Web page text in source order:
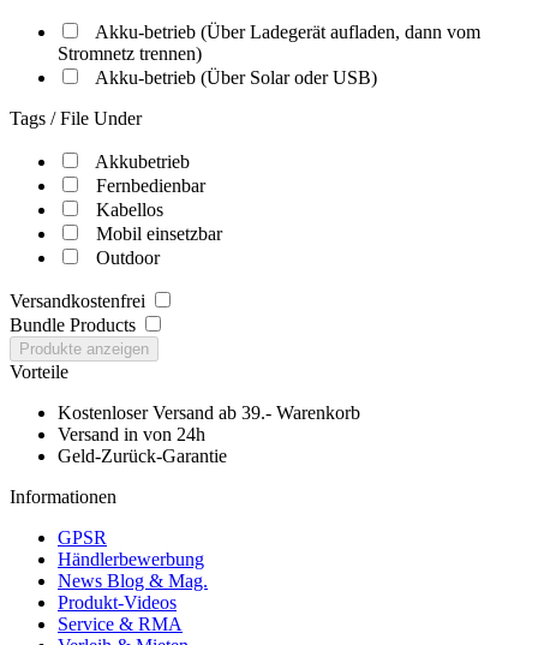
Akku-betrieb (Über Ladegerät aufladen, dann vom
Stromnetz trennen)
Akku-betrieb (Über Solar oder USB)
Tags / File Under
Akkubetrieb
Fernbedienbar
Kabellos
Mobil einsetzbar
Outdoor
Versandkostenfrei
Bundle Products
Produkte anzeigen
Vorteile
Kostenloser Versand ab 39.- Warenkorb
Versand in von 24h
Geld-Zurück-Garantie
Informationen
GPSR
Händlerbewerbung
News Blog & Mag.
Produkt-Videos
Service & RMA